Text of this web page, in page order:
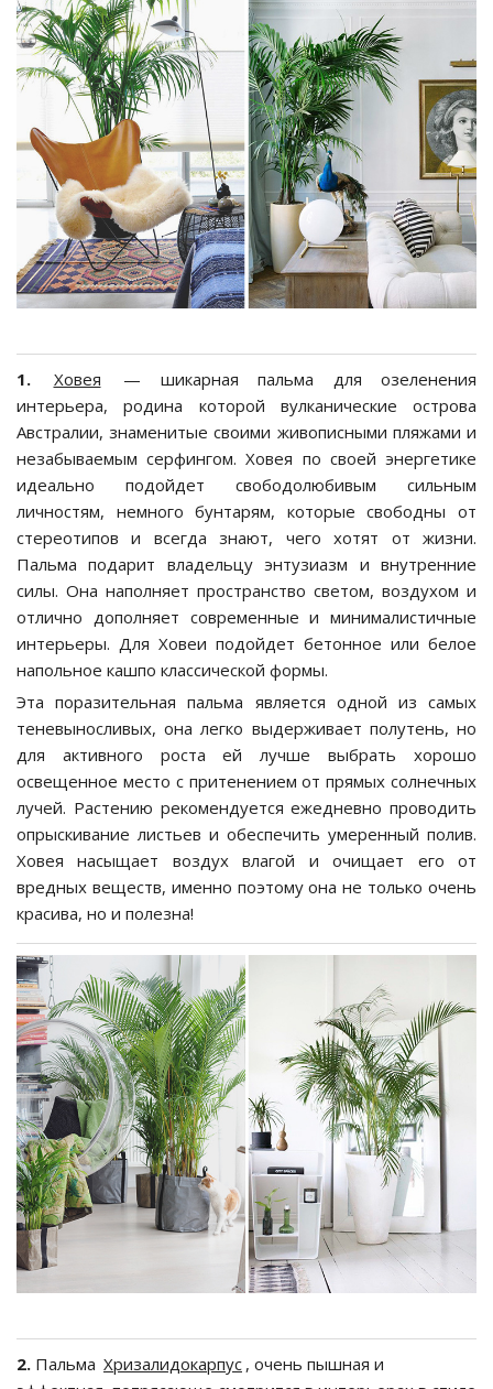
1. Ховея
— шикарная пальма для озеленения
интерьера, родина которой вулканические острова
Австралии, знаменитые своими живописными пляжами и
незабываемым серфингом. Ховея по своей энергетике
идеально подойдет свободолюбивым сильным
личностям, немного бунтарям, которые свободны от
стереотипов и всегда знают, чего хотят от жизни.
Пальма подарит владельцу энтузиазм и внутренние
силы. Она наполняет пространство светом, воздухом и
отлично дополняет современные и минималистичные
интерьеры. Для Ховеи подойдет бетонное или белое
напольное кашпо классической формы.
Эта поразительная пальма является одной из самых
теневыносливых, она легко выдерживает полутень, но
для активного роста ей лучше выбрать хорошо
освещенное место с притенением от прямых солнечных
лучей. Растению рекомендуется ежедневно проводить
опрыскивание листьев и обеспечить умеренный полив.
Ховея насыщает воздух влагой и очищает его от
вредных веществ, именно поэтому она не только очень
красива, но и полезна!
2. Пальма Хризалидокарпус , очень пышная и